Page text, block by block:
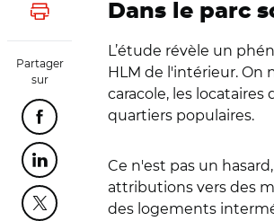
Lancer l'impression
Partager
sur
Partager cette page sur Facebook
Partager cette page sur Linkedin
Partager cette page sur Twitter
Dans le parc
L’étude révèle un
HLM de l'intérieur. On
caracole, les
quartiers populaires.
Ce n'est pas un
attributions vers des
des logements